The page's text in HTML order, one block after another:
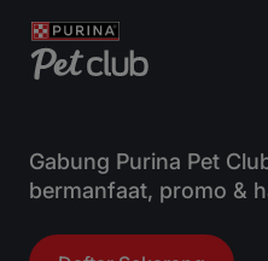
Gabung Purina Pet
bermanfaat, promo &